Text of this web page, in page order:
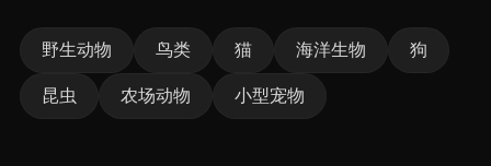
野生动物 鸟类 猫 海洋生物 狗
昆虫 农场动物 小型宠物